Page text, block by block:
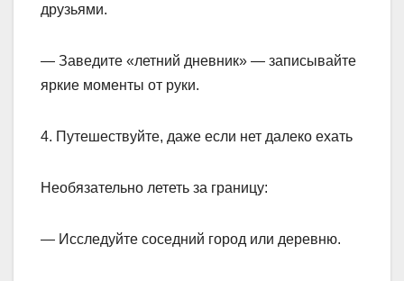
друзьями.
— Заведите «летний дневник» — записывайте
яркие моменты от руки.
4. Путешествуйте, даже если нет далеко ехать
Необязательно лететь за границу:
— Исследуйте соседний город или деревню.